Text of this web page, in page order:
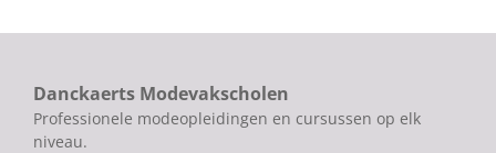
Danckaerts Modevakscholen
Professionele modeopleidingen en cursussen op elk
niveau.